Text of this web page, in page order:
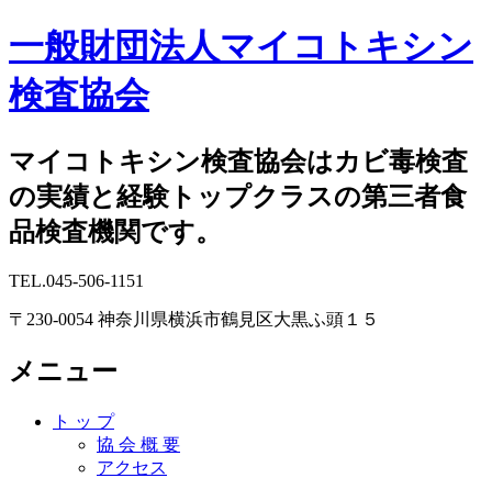
一般財団法人マイコトキシン
検査協会
マイコトキシン検査協会はカビ毒検査
の実績と経験トップクラスの第三者食
品検査機関です。
TEL.045-506-1151
〒230-0054 神奈川県横浜市鶴見区大黒ふ頭１５
メニュー
ト ッ プ
協 会 概 要
アクセス